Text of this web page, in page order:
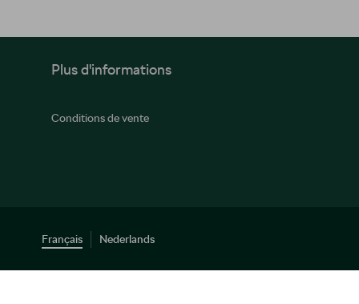
Plus d'informations
Conditions de vente
Français Nederlands